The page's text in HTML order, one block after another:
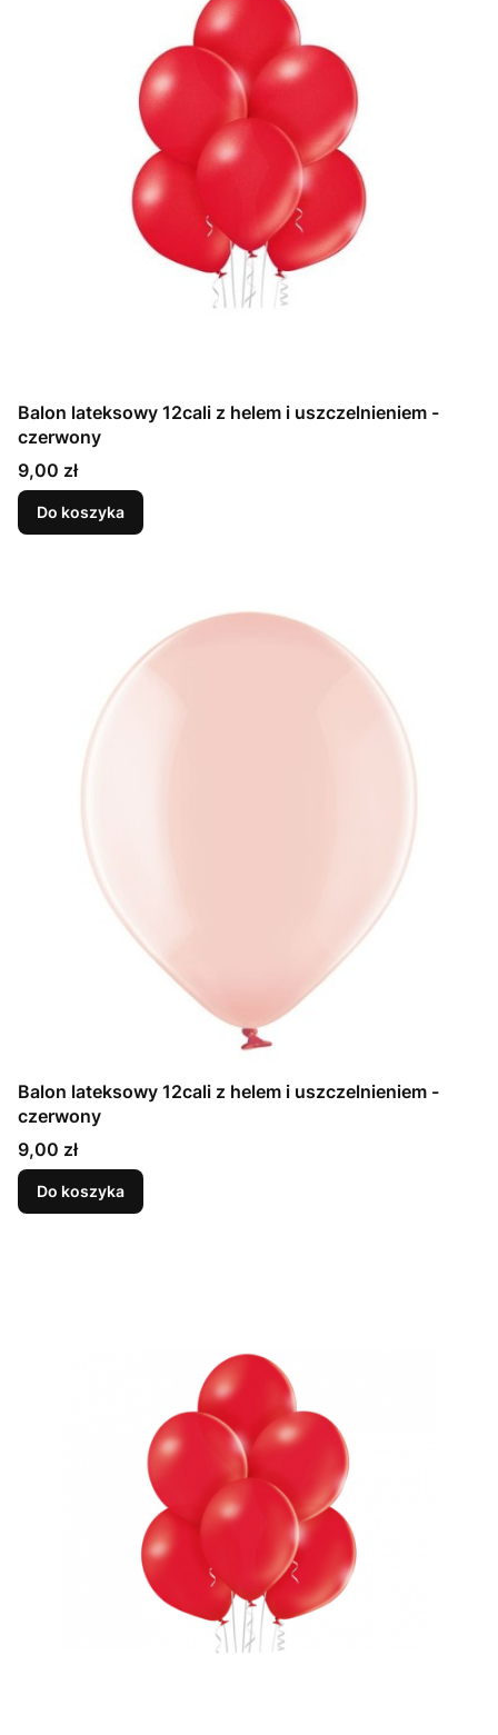
Balon lateksowy 12cali z helem i uszczelnieniem -
czerwony
Cena
9,00 zł
Do koszyka
Balon lateksowy 12cali z helem i uszczelnieniem -
czerwony
Cena
9,00 zł
Do koszyka